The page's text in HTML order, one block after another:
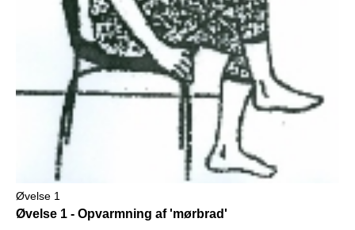
Øvelse 1
Øvelse 1 - Opvarmning af 'mørbrad'